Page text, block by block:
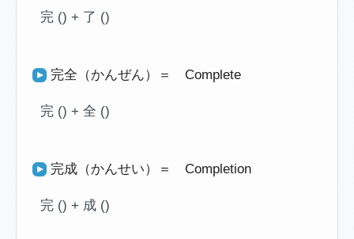
完 () + 了 ()
完全（かんぜん）＝ Complete
完 () + 全 ()
完成（かんせい）＝ Completion
完 () + 成 ()